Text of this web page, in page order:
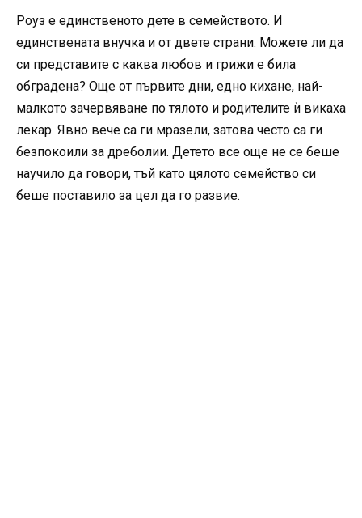
Роуз е единственото дете в семейството. И
единствената внучка и от двете страни. Можете ли да
си представите с каква любов и грижи е била
обградена? Още от първите дни, едно кихане, най-
малкото зачервяване по тялото и родителите ѝ викаха
лекар. Явно вече са ги мразели, затова често са ги
безпокоили за дреболии. Детето все още не се беше
научило да говори, тъй като цялото семейство си
беше поставило за цел да го развие.